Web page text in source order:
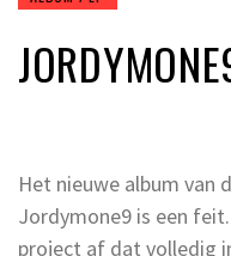
Het nieuwe album
Jordymone9 is een
project af dat volledig